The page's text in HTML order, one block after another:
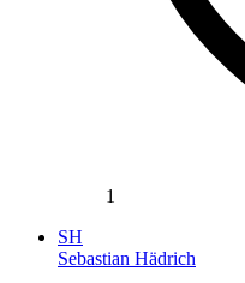
1
SH
Sebastian Hädrich